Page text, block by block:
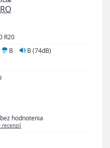
R20
B B (74dB)
hodnotenia
recenzií